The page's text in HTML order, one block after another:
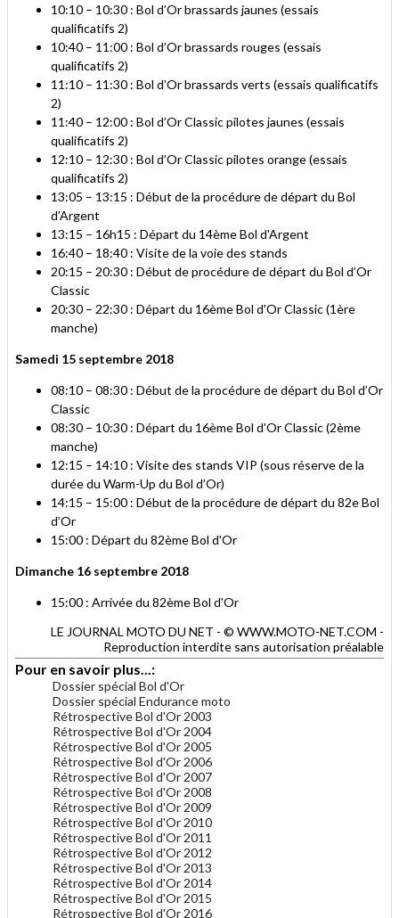
10:10 – 10:30 : Bol d’Or brassards jaunes (essais
qualificatifs 2)
10:40 – 11:00 : Bol d’Or brassards rouges (essais
qualificatifs 2)
11:10 – 11:30 : Bol d’Or brassards verts (essais qualificatifs
2)
11:40 – 12:00 : Bol d’Or Classic pilotes jaunes (essais
qualificatifs 2)
12:10 – 12:30 : Bol d’Or Classic pilotes orange (essais
qualificatifs 2)
13:05 – 13:15 : Début de la procédure de départ du Bol
d’Argent
13:15 – 16h15 : Départ du 14ème Bol d'Argent
16:40 – 18:40 : Visite de la voie des stands
20:15 – 20:30 : Début de procédure de départ du Bol d’Or
Classic
20:30 – 22:30 : Départ du 16ème Bol d'Or Classic (1ère
manche)
Samedi 15 septembre 2018
08:10 – 08:30 : Début de la procédure de départ du Bol d’Or
Classic
08:30 – 10:30 : Départ du 16ème Bol d'Or Classic (2ème
manche)
12:15 – 14:10 : Visite des stands VIP (sous réserve de la
durée du Warm-Up du Bol d’Or)
14:15 – 15:00 : Début de la procédure de départ du 82e Bol
d’Or
15:00 : Départ du 82ème Bol d'Or
Dimanche 16 septembre 2018
15:00 : Arrivée du 82ème Bol d'Or
LE JOURNAL MOTO DU NET - © WWW.MOTO-NET.COM -
Reproduction interdite sans autorisation préalable
Pour en savoir plus...:
Dossier spécial Bol d'Or
Dossier spécial Endurance moto
Rétrospective Bol d'Or 2003
Rétrospective Bol d'Or 2004
Rétrospective Bol d'Or 2005
Rétrospective Bol d'Or 2006
Rétrospective Bol d'Or 2007
Rétrospective Bol d'Or 2008
Rétrospective Bol d'Or 2009
Rétrospective Bol d'Or 2010
Rétrospective Bol d'Or 2011
Rétrospective Bol d'Or 2012
Rétrospective Bol d'Or 2013
Rétrospective Bol d'Or 2014
Rétrospective Bol d'Or 2015
Rétrospective Bol d'Or 2016